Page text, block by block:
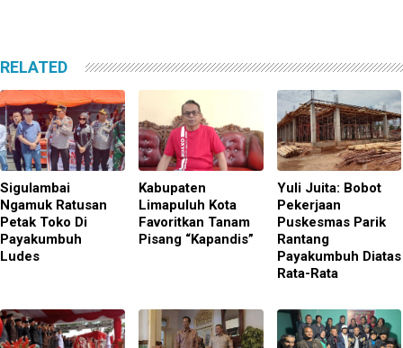
RELATED
Sigulambai
Ngamuk Ratusan
Petak Toko Di
Payakumbuh
Ludes
Kabupaten
Limapuluh Kota
Favoritkan Tanam
Pisang “Kapandis”
Yuli Juita: Bobot
Pekerjaan
Puskesmas Parik
Rantang
Payakumbuh Diatas
Rata-Rata